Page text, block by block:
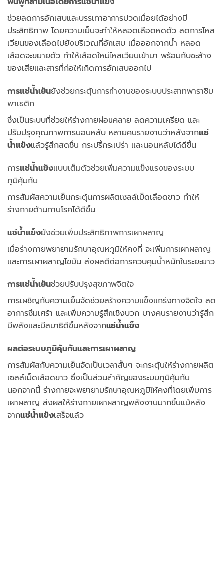
ช่วยลดการอักเสบและบรรเทาอาการปวดเมื่อยได้อย่างมี
ประสิทธิภาพ โดยความเย็นจะทำให้หลอดเลือดหดตัว ลดการไหล
เวียนของเลือดไปยังบริเวณที่อักเสบ เมื่อออกจากน้ำ หลอด
เลือดจะขยายตัว ทำให้เลือดใหม่ไหลเวียนเข้ามา พร้อมกับชะล้าง
ของเสียและสารที่ก่อให้เกิดการอักเสบออกไป
การแช่น้ำเย็นยังช่วยกระตุ้นการทำงานของระบบประสาทพาราซิม
พาเธติก
ซึ่งเป็นระบบที่ช่วยให้ร่างกายผ่อนคลาย ลดความเครียด และ
ปรับปรุงคุณภาพการนอนหลับ หลายคนรายงานว่าหลังจากแช่
น้ำแข็งแล้วรู้สึกสดชื่น กระปรี้กระเปร่า และนอนหลับได้ดีขึ้น
การแช่น้ำแข็งแบบเต็มตัวช่วยเพิ่มความแข็งแรงของระบบ
ภูมิคุ้มกัน
การสัมผัสความเย็นกระตุ้นการผลิตเซลล์เม็ดเลือดขาว ทำให้
ร่างกายต้านทานโรคได้ดีขึ้น
แช่น้ำแข็งยังช่วยเพิ่มประสิทธิภาพการเผาผลาญ
เมื่อร่างกายพยายามรักษาอุณหภูมิให้คงที่ จะเพิ่มการเผาผลาญ
และการเผาผลาญไขมัน ส่งผลดีต่อการควบคุมน้ำหนักในระยะยาว
การแช่น้ำเย็นช่วยปรับปรุงสุขภาพจิตใจ
การเผชิญกับความเย็นจัดช่วยสร้างความแข็งแกร่งทางจิตใจ ลด
อาการซึมเศร้า และเพิ่มความรู้สึกเชิงบวก บางคนรายงานว่ารู้สึก
มีพลังและมีสมาธิดีขึ้นหลังจากแช่น้ำแข็ง
ผลต่อระบบภูมิคุ้มกันและการเผาผลาญ
การสัมผัสกับความเย็นจัดเป็นเวลาสั้นๆ จะกระตุ้นให้ร่างกายผลิต
เซลล์เม็ดเลือดขาว ซึ่งเป็นส่วนสำคัญของระบบภูมิคุ้มกัน
นอกจากนี้ ร่างกายจะพยายามรักษาอุณหภูมิให้คงที่โดยเพิ่มการ
เผาผลาญ ส่งผลให้ร่างกายเผาผลาญพลังงานมากขึ้นแม้หลัง
จากแช่น้ำแข็งเสร็จแล้ว